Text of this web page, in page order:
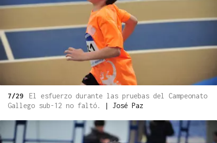
7/29
El esfuerzo durante las pruebas del Campeonato
Gallego sub-12 no faltó.
José Paz